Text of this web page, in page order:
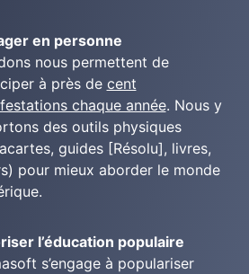
en personne
nous permettent de
à près de cent
chaque année. Nous y
des outils physiques
guides [Résolu], livres,
pour mieux aborder le monde
l’éducation populaire
s’engage à populariser